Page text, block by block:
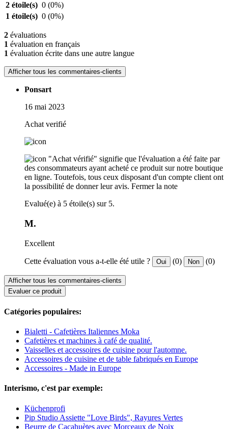
2 étoile(s) 0 (0%)
1 étoile(s) 0 (0%)
2 évaluations
1 évaluation en français
1 évaluation écrite dans une autre langue
Afficher tous les commentaires-clients
Ponsart
16 mai 2023
Achat verifié
"Achat vérifié" signifie que l'évaluation a été faite par
des consommateurs ayant acheté ce produit sur notre boutique
en ligne. Toutefois, tous ceux disposant d'un compte client ont
la possibilité de donner leur avis. Fermer la note
Evalué(e) à 5 étoile(s) sur 5.
M.
Excellent
Cette évaluation vous a-t-elle été utile ? Oui (0) Non (0)
Afficher tous les commentaires-clients
Evaluer ce produit
Catégories populaires:
Bialetti - Cafetières Italiennes Moka
Cafetières et machines à café de qualité.
Vaisselles et accessoires de cuisine pour l'automne.
Accessoires de cuisine et de table fabriqués en Europe
Accessoires - Made in Europe
Interismo, c'est par exemple:
Küchenprofi
Pip Studio Assiette "Love Birds", Rayures Vertes
Beurre de Cacahuètes avec Morceaux de Noix